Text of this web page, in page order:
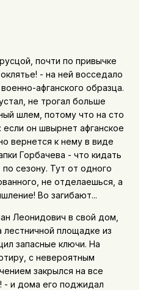
почти по привычке
- на ней восседало
афганского образца.
не трогал больше
шлем, потому что на сто
он швырнет афганское
вернется к нему в виде
Горбачева - что кидать
по сезону. Тут от одного
не отделаешься, а
Во загибают...
Леонидович в свой дом,
площадке из
запасные ключи. На
с невероятным
закрылся на все
- и дома его поджидал